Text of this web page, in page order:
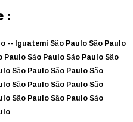
:
-- IguatemiSão PauloSão Paulo
PauloSão PauloSão PauloSão
São PauloSão PauloSão
São PauloSão PauloSão
São PauloSão PauloSão